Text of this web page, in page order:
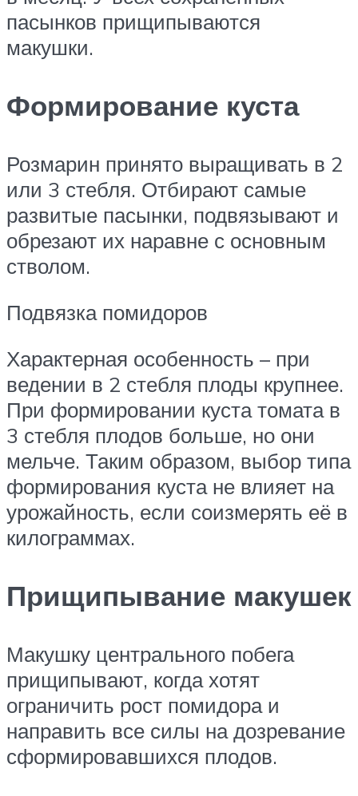
пасынков прищипываются
макушки.
Формирование куста
Розмарин принято выращивать в 2
или 3 стебля. Отбирают самые
развитые пасынки, подвязывают и
обрезают их наравне с основным
стволом.
Подвязка помидоров
Характерная особенность – при
ведении в 2 стебля плоды крупнее.
При формировании куста томата в
3 стебля плодов больше, но они
мельче. Таким образом, выбор типа
формирования куста не влияет на
урожайность, если соизмерять её в
килограммах.
Прищипывание макушек
Макушку центрального побега
прищипывают, когда хотят
ограничить рост помидора и
направить все силы на дозревание
сформировавшихся плодов.